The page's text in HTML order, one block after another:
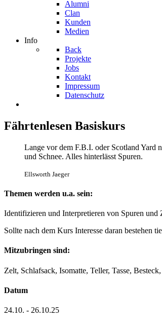
Alumni
Clan
Kunden
Medien
Info
Back
Projekte
Jobs
Kontakt
Impressum
Datenschutz
Fährtenlesen Basiskurs
Lange vor dem F.B.I. oder Scotland Yard
und Schnee. Alles hinterlässt Spuren.
Ellsworth Jaeger
Themen werden u.a. sein:
Identifizieren und Interpretieren von Spuren
Sollte nach dem Kurs Interesse daran bestehen
Mitzubringen sind:
Zelt, Schlafsack, Isomatte, Teller, Tasse,
Datum
24.10. - 26.10.25